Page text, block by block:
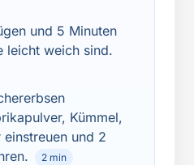
und 5 Minuten
leicht weich sind.
Kümmel,
und 2
2 min